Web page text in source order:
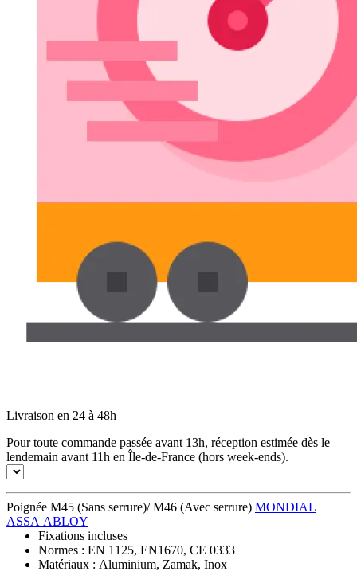
Livraison en 24 à 48h
Pour toute commande passée avant 13h, réception estimée dès le
lendemain avant 11h en Île-de-France (hors week-ends).
Poignée M45 (Sans serrure)/ M46 (Avec serrure) MONDIAL
ASSA ABLOY
Fixations incluses
Normes : EN 1125, EN1670, CE 0333
Matériaux : Aluminium, Zamak, Inox